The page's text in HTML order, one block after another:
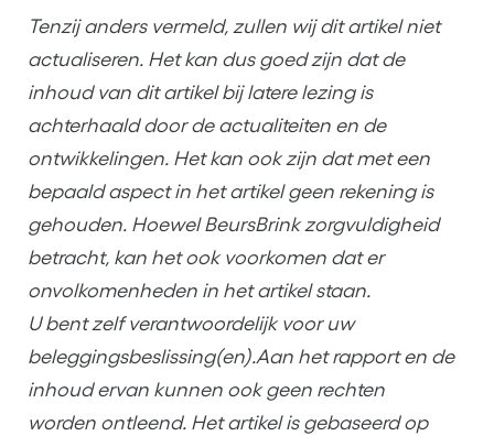
Tenzij anders vermeld, zullen wij dit artikel niet
actualiseren. Het kan dus goed zijn dat de
inhoud van dit artikel bij latere lezing is
achterhaald door de actualiteiten en de
ontwikkelingen. Het kan ook zijn dat met een
bepaald aspect in het artikel geen rekening is
gehouden. Hoewel BeursBrink zorgvuldigheid
betracht, kan het ook voorkomen dat er
onvolkomenheden in het artikel staan.
U bent zelf verantwoordelijk voor uw
beleggingsbeslissing(en).Aan het rapport en de
inhoud ervan kunnen ook geen rechten
worden ontleend. Het artikel is gebaseerd op